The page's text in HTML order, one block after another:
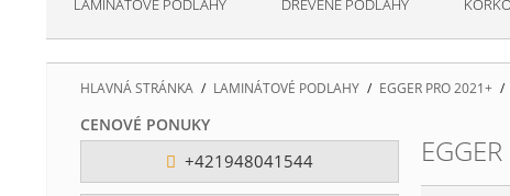
LAMINÁTOVÉ PODLAHY DREVENÉ PODLAHY
HLAVNÁ STRÁNKA / LAMINÁTOVÉ PODLAHY / EGGER PRO 2021+ /
CENOVÉ PONUKY
+421948041544